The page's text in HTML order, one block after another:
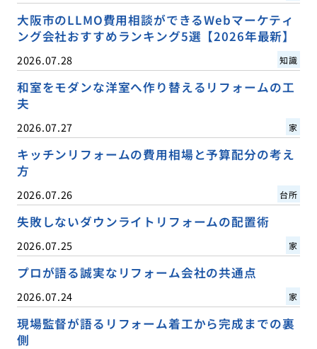
大阪市のLLMO費用相談ができるWebマーケティ
ング会社おすすめランキング5選【2026年最新】
2026.07.28 知識
和室をモダンな洋室へ作り替えるリフォームの工
夫
2026.07.27 家
キッチンリフォームの費用相場と予算配分の考え
方
2026.07.26 台所
失敗しないダウンライトリフォームの配置術
2026.07.25 家
プロが語る誠実なリフォーム会社の共通点
2026.07.24 家
現場監督が語るリフォーム着工から完成までの裏
側